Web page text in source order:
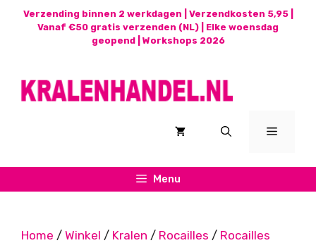
Verzending binnen 2 werkdagen | Verzendkosten 5,95 |
Vanaf €50 gratis verzenden (NL) | Elke woensdag
geopend | Workshops 2026
Menu
Menu
Home / Winkel / Kralen / Rocailles / Rocailles